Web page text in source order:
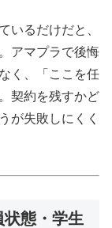
いるだけだと、
アマプラで後悔
く、「ここを任
契約を残すかど
が失敗しにくく
態・学生